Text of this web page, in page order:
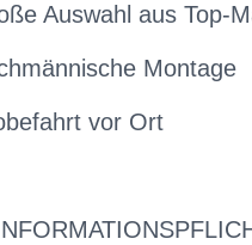
Auswahl aus Top-
Montage
vor Ort